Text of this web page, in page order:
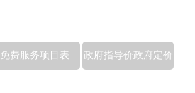
免费服务项目表 政府指导价政府定价